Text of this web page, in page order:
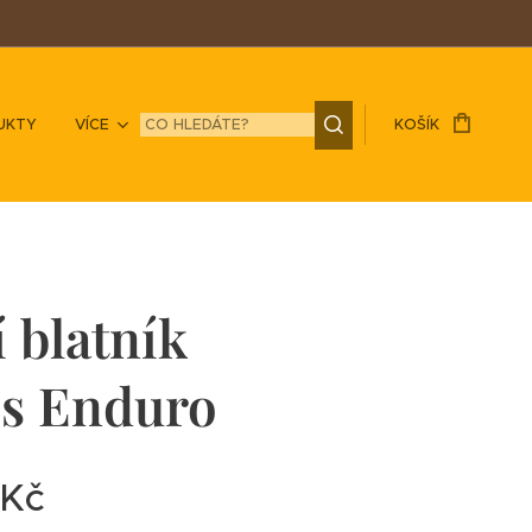
VÍCE KOŠÍK
blatník
Enduro